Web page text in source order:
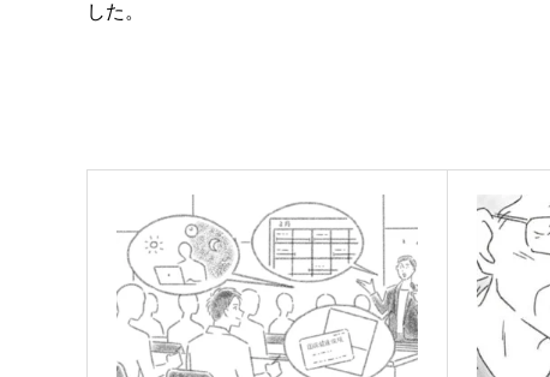
した。